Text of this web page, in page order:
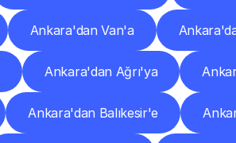
Ankara'dan Van'a
Ankara'dan Ağrı'ya
Ankara'dan Balıkesir'e